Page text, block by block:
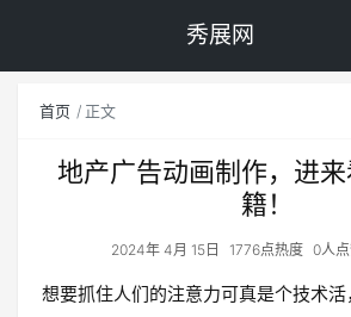
秀展网
首页 正文
地产广告动画制作，进
籍！
2024年 4月 15日 1776点热度 0人
想要抓住人们的注意力可真是个技术